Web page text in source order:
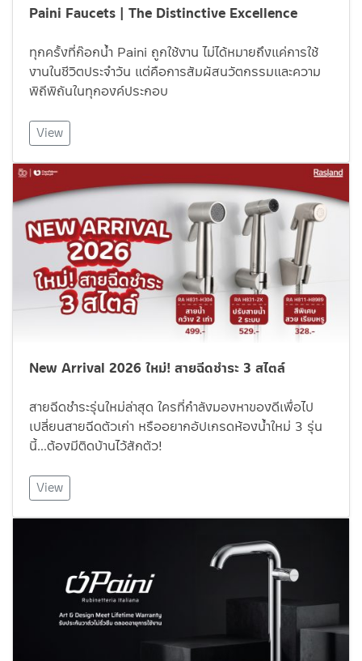
Paini Faucets | The Distinctive Excellence
ทุกครั้งที่ก๊อกน้ำ Paini ถูกใช้งาน ไม่ได้หมายถึงแค่การใช้
งานในชีวิตประจำวัน แต่คือการสัมผัสนวัตกรรมและความ
พิถีพิถันในทุกองค์ประกอบ
View
New Arrival 2026 ใหม่! สายฉีดชำระ 3 สไตล์
สายฉีดชำระรุ่นใหม่ล่าสุด ใครที่กำลังมองหาของดีเพื่อไป
เปลี่ยนสายฉีดตัวเก่า หรืออยากอัปเกรดห้องน้ำใหม่ 3 รุ่น
นี้…ต้องมีติดบ้านไว้สักตัว!
View